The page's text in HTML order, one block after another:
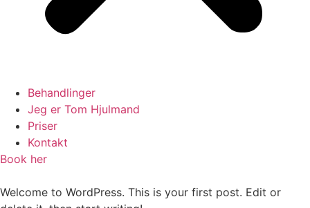
Behandlinger
Jeg er Tom Hjulmand
Priser
Kontakt
Book her
Welcome to WordPress. This is your first post. Edit or